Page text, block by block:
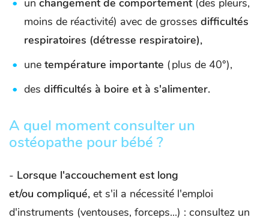
un changement de comportement(des pleurs,
moins de réactivité) avec de grosses difficultés
respiratoires (détresse respiratoire),
une température importante (plus de 40°),
des difficultés à boire et à s'alimenter.
A quel moment consulter un
ostéopathe pour bébé ?
- Lorsque l'accouchement est long
et/ou compliqué, et s'il a nécessité l'emploi
d'instruments (ventouses, forceps...) : consultez un